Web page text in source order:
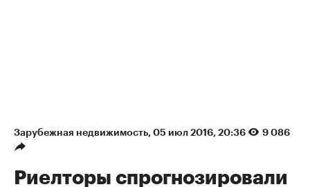
Зарубежная недвижимость⁠, 05 июл 2016, 20:36 9 086
Риелторы спрогнозировали